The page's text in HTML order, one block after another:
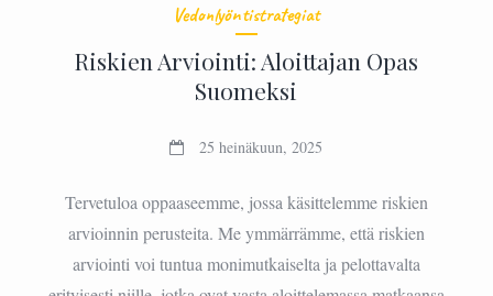
Vedonlyöntistrategiat
Riskien Arviointi: Aloittajan Opas
Suomeksi
25 heinäkuun, 2025
Tervetuloa oppaaseemme, jossa käsittelemme riskien
arvioinnin perusteita. Me ymmärrämme, että riskien
arviointi voi tuntua monimutkaiselta ja pelottavalta